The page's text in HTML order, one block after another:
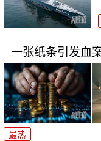
一张纸条引发血
最热